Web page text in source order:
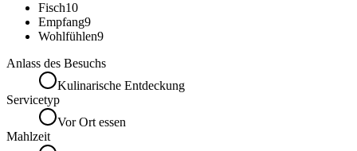
Fisch10
Empfang9
Wohlfühlen9
Anlass des Besuchs
Kulinarische Entdeckung
Servicetyp
Vor Ort essen
Mahlzeit